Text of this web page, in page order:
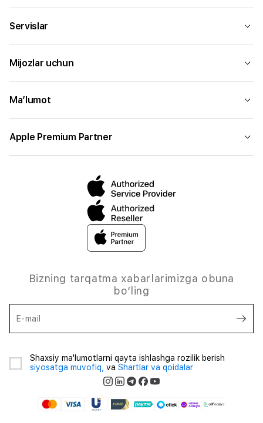
Servislar
Mijozlar uchun
Ma’lumot
Apple Premium Partner
Bizning tarqatma xabarlarimizga obuna
bo‘ling
E-mail
Shaxsiy ma'lumotlarni qayta ishlashga rozilik berish
siyosatga muvofiq, va Shartlar va qoidalar